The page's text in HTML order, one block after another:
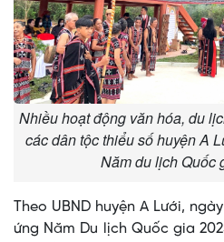
Nhiều hoạt động văn hóa, du
các dân tộc thiểu số huyện A
Năm du lịch Quốc
Theo UBND huyện A Lưới,
ứng Năm Du lịch Quốc gia